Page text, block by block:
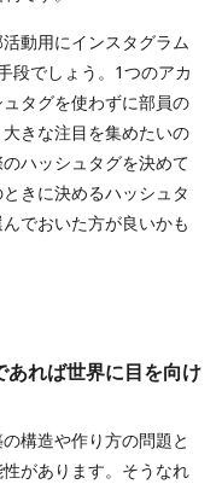
動用にインスタグラム
段でしょう。1つのアカ
タグを使わずに部員の
きな注目を集めたいの
ハッシュタグを決めて
きに決めるハッシュタ
でおいた方が良いかも
あれば世界に目を向け
構造や作り方の問題と
があります。そうなれ